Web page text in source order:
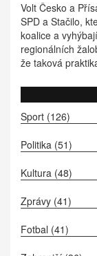
Volt Česko a
SPD a Stačilo,
koalice a
regionálních
že taková
Stačilo spojuje
regionální soudy
řízení.
Sport (126)
Politika (51)
Kultura (48)
Zprávy (41)
Fotbal (41)